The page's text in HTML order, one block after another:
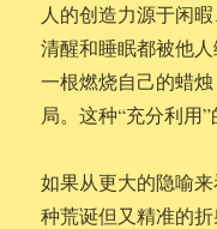
人的创造力源于闲
清醒和睡眠都被他
一根燃烧自己的蜡
局。这种“充分利用
如果从更大的隐喻
种荒诞但又精准的折